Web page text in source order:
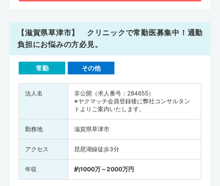
【滋賀県草津市】 クリニックで常勤医募集中！通勤
負担にお悩みの方必見。
常勤 その他
法人名
非公開（求人番号：284655）
※ヤクマッチ会員登録後に弊社コンサルタン
トよりご案内いたします。
勤務地 滋賀県草津市
アクセス 琵琶湖線徒歩3分
年収 約1000万～2000万円